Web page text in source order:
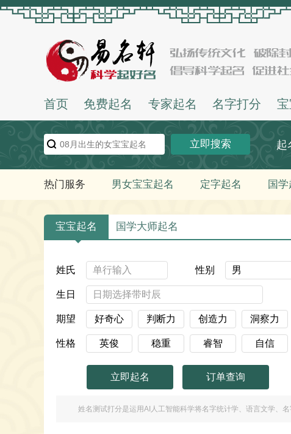
首页 免费起名 专家起名 名字打分
立即搜索 起
热门服务 男女宝宝起名 定字起名 国学
宝宝起名 国学大师起名
姓氏 性别
生日
期望
性格
立即起名 订单查询
姓名测试打分是运用AI人工智能科学将名字统计学、语言文学、